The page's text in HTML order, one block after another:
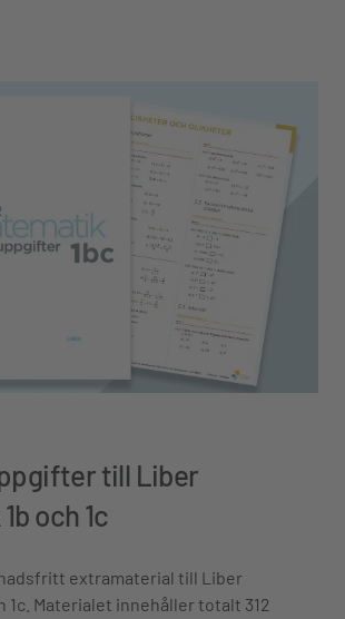
till Liber
och 1c
extramaterial till Liber
1c. Materialet innehåller totalt 312